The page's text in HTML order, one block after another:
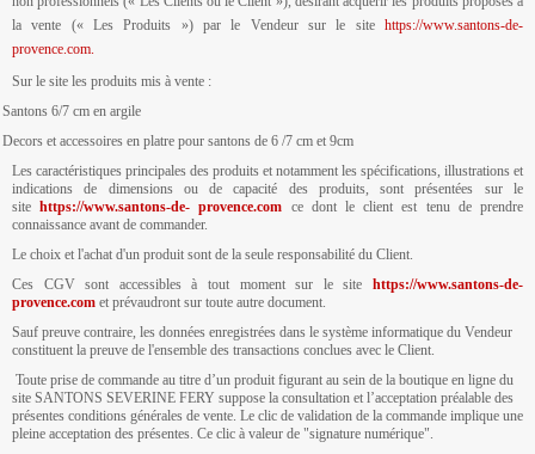
la vente (« Les Produits ») par le Vendeur sur le site https://www.santons-de-
provence.com.
Sur le site les produits mis à vente :
Santons 6/7 cm en argile
Decors et accessoires en platre pour santons de 6 /7 cm et 9cm
Les caractéristiques principales des produits et notamment les spécifications, illustrations et
indications de dimensions ou de capacité des produits, sont présentées sur le
sitehttps://www.santons-de- provence.com ce dont le client est tenu de prendre
connaissance avant de commander.
Le choix et l'achat d'un produit sont de la seule responsabilité du Client.
Ces CGV sont accessibles à tout moment sur le site
https://www.santons-de-
provence.com et prévaudront sur toute autre document.
Sauf preuve contraire, les données enregistrées dans le système informatique du Vendeur
constituent la preuve de l'ensemble des transactions conclues avec le Client.
Toute prise de commande au titre d’un produit figurant au sein de la boutique en ligne du
site SANTONS SEVERINE FERY suppose la consultation et l’acceptation préalable des
présentes conditions générales de vente. Le clic de validation de la commande implique une
pleine acceptation des présentes. Ce clic à valeur de "signature numérique".